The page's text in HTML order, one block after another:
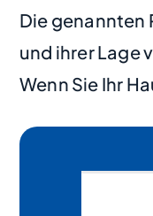
Die genannten
und ihrer Lage
Wenn Sie Ihr